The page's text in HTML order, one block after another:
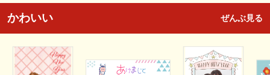
かわいい ぜんぶ見る